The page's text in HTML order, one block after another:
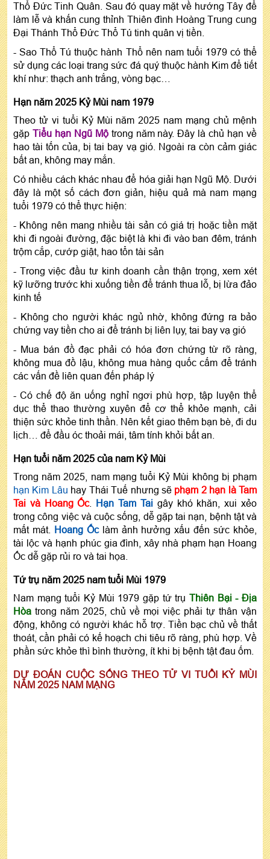
Thổ Đức Tinh Quân. Sau đó quay mặt về hướng Tây để
làm lễ và khấn cung thỉnh Thiên đình Hoàng Trung cung
Đại Thánh Thổ Đức Thổ Tú tinh quân vị tiền.
- Sao Thổ Tú thuộc hành Thổ nên nam tuổi 1979 có thể
sử dụng các loại trang sức đá quý thuộc hành Kim để tiết
khí như: thạch anh trắng, vòng bạc…
Hạn năm 2025 Kỷ Mùi nam 1979
Theo tử vi tuổi Kỷ Mùi năm 2025 nam mạng chủ mệnh
gặp Tiểu hạn Ngũ Mộtrong năm này. Đây là chủ hạn về
hao tài tốn của, bị tai bay vạ gió. Ngoài ra còn cảm giác
bất an, không may mắn.
Có nhiều cách khác nhau để hóa giải hạn Ngũ Mộ. Dưới
đây là một số cách đơn giản, hiệu quả mà nam mạng
tuổi 1979 có thể thực hiện:
- Không nên mang nhiều tài sản có giá trị hoặc tiền mặt
khi đi ngoài đường, đặc biệt là khi đi vào ban đêm, tránh
trộm cắp, cướp giật, hao tổn tài sản
- Trong việc đầu tư kinh doanh cần thận trọng, xem xét
kỹ lưỡng trước khi xuống tiền để tránh thua lỗ, bị lừa đảo
kinh tế
- Không cho người khác ngủ nhờ, không đứng ra bảo
chứng vay tiền cho ai để tránh bị liên lụy, tai bay vạ gió
- Mua bán đồ đạc phải có hóa đơn chứng từ rõ ràng,
không mua đồ lậu, không mua hàng quốc cấm để tránh
các vấn đề liên quan đến pháp lý
- Có chế độ ăn uống nghỉ ngơi phù hợp, tập luyện thể
dục thể thao thường xuyên để cơ thể khỏe mạnh, cải
thiện sức khỏe tinh thần. Nên kết giao thêm bạn bè, đi du
lịch… để đầu óc thoải mái, tâm tính khỏi bất an.
Hạn tuổi năm 2025 của nam Kỷ Mùi
Trong năm 2025, nam mạng tuổi Kỷ Mùi không bị phạm
hạn Kim Lâu hay Thái Tuế nhưng sẽ phạm 2 hạn là Tam
Tai và Hoang Ốc. Hạn Tam Taigây khó khăn, xui xẻo
trong công việc và cuộc sống, dễ gặp tai nạn, bệnh tật và
mất mát.
Hoang Ốclàm ảnh hưởng xấu đến sức khỏe,
tài lộc và hạnh phúc gia đình, xây nhà phạm hạn Hoang
Ốc dễ gặp rủi ro và tai họa.
Tứ trụ năm 2025 nam tuổi Mùi 1979
Nam mạng tuổi Kỷ Mùi 1979 gặp tứ trụ Thiên Bại - Địa
Hòa trong năm 2025, chủ về mọi việc phải tự thân vận
động, không có người khác hỗ trợ. Tiền bạc chủ về thất
thoát, cần phải có kế hoạch chi tiêu rõ ràng, phù hợp. Về
phần sức khỏe thì bình thường, ít khi bị bệnh tật đau ốm.
DỰ ĐOÁN CUỘC SỐNG THEO TỬ VI TUỔI KỶ MÙI
NĂM 2025 NAM MẠNG